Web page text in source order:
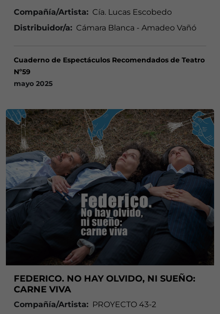
Compañía/Artista: Cía. Lucas Escobedo
Distribuidor/a: Cámara Blanca - Amadeo Vañó
Cuaderno de Espectáculos Recomendados de Teatro
Nº59
mayo 2025
FEDERICO. NO HAY OLVIDO, NI SUEÑO:
CARNE VIVA
Compañía/Artista: PROYECTO 43-2